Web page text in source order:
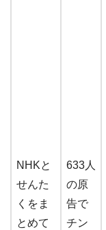
NHKと
せんた
くをま
とめて
633人
の原
告で
チン